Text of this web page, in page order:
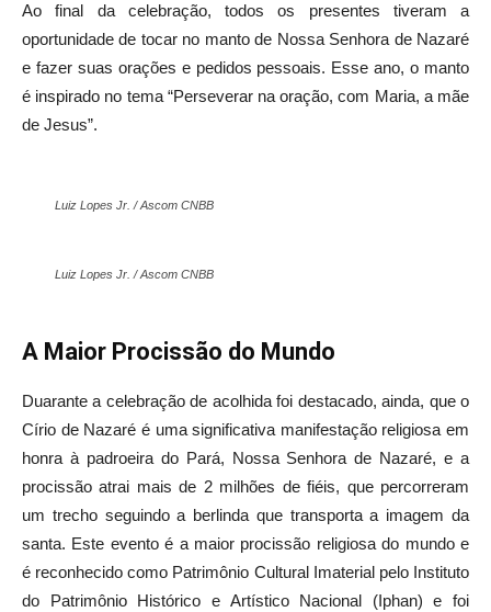
Ao final da celebração, todos os presentes tiveram a
oportunidade de tocar no manto de Nossa Senhora de Nazaré
e fazer suas orações e pedidos pessoais. Esse ano, o manto
é inspirado no tema “Perseverar na oração, com Maria, a mãe
de Jesus”.
Luiz Lopes Jr. / Ascom CNBB
Luiz Lopes Jr. / Ascom CNBB
A Maior Procissão do Mundo
Duarante a celebração de acolhida foi destacado, ainda, que o
Círio de Nazaré é uma significativa manifestação religiosa em
honra à padroeira do Pará, Nossa Senhora de Nazaré, e a
procissão atrai mais de 2 milhões de fiéis, que percorreram
um trecho seguindo a berlinda que transporta a imagem da
santa. Este eventoé a maior procissão religiosa do mundo e
é reconhecido como Patrimônio Cultural Imaterial pelo Instituto
do Patrimônio Histórico e Artístico Nacional (Iphan) e foi